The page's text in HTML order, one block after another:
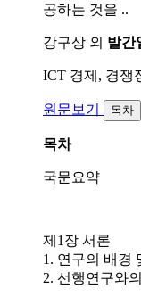
공하는 것을 ..
강구상 외 발간
ICT 경제, 경쟁
원문보기 목차
목차
국문요약
제1장 서론
1. 연구의 배경
2. 선행연구와